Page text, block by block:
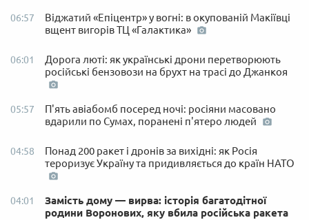
06:57
Віджатий «Епіцентр» у вогні: в окупованій Макіївці
вщент вигорів ТЦ «Галактика»
06:01
Дорога люті: як українські дрони перетворюють
російські бензовози на брухт на трасі до Джанкоя
05:57
П'ять авіабомб посеред ночі: росіяни масовано
вдарили по Сумах, поранені п'ятеро людей
04:58
Понад 200 ракет і дронів за вихідні: як Росія
тероризує Україну та придивляється до країн НАТО
04:01
Замість дому — вирва: історія багатодітної
родини Воронових, яку вбила російська ракета